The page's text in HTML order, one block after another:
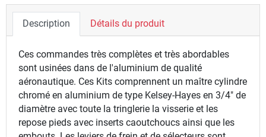
Description Détails du produit
Ces commandes très complètes et très abordables
sont usinées dans de l'aluminium de qualité
aéronautique. Ces Kits comprennent un maître cylindre
chromé en aluminium de type Kelsey-Hayes en 3/4" de
diamètre avec toute la tringlerie la visserie et les
repose pieds avec inserts caoutchoucs ainsi que les